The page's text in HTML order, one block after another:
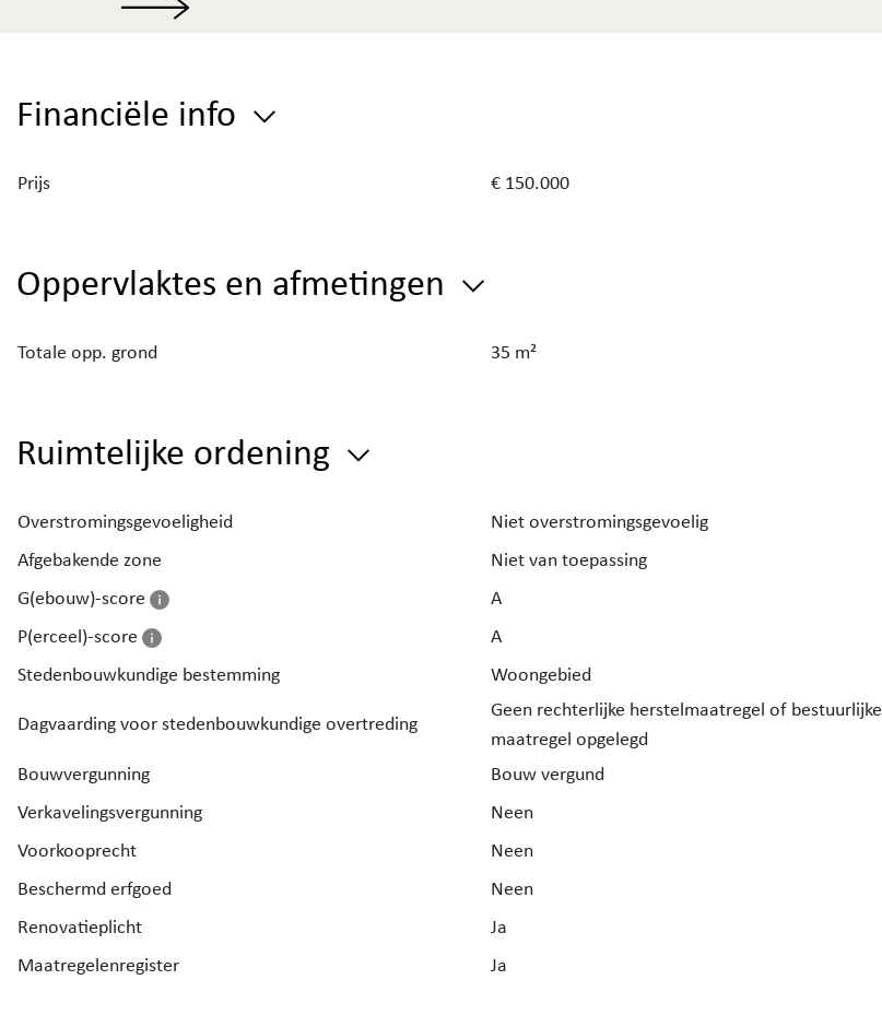
Financiële info
Prijs € 150.000
Oppervlaktes en afmetingen
Totale opp. grond 35 m²
Ruimtelijke ordening
Overstromingsgevoeligheid
Niet overstromingsgevoelig
Afgebakende zone
Niet van toepassing
G(ebouw)-score
A
P(erceel)-score
A
Stedenbouwkundige bestemming
Woongebied
Dagvaarding voor stedenbouwkundige overtreding
Geen rechterlijke herstelmaatregel of bestuurlijke
maatregel opgelegd
Bouwvergunning
Bouw vergund
Verkavelingsvergunning
Neen
Voorkooprecht
Neen
Beschermd erfgoed
Neen
Renovatieplicht
Ja
Maatregelenregister
Ja